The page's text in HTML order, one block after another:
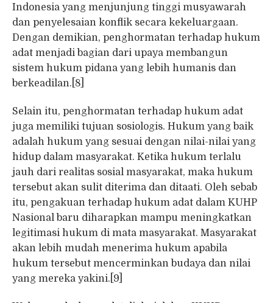
Indonesia yang menjunjung tinggi musyawarah
dan penyelesaian konflik secara kekeluargaan.
Dengan demikian, penghormatan terhadap hukum
adat menjadi bagian dari upaya membangun
sistem hukum pidana yang lebih humanis dan
berkeadilan.[8]
Selain itu, penghormatan terhadap hukum adat
juga memiliki tujuan sosiologis. Hukum yang baik
adalah hukum yang sesuai dengan nilai-nilai yang
hidup dalam masyarakat. Ketika hukum terlalu
jauh dari realitas sosial masyarakat, maka hukum
tersebut akan sulit diterima dan ditaati. Oleh sebab
itu, pengakuan terhadap hukum adat dalam KUHP
Nasional baru diharapkan mampu meningkatkan
legitimasi hukum di mata masyarakat. Masyarakat
akan lebih mudah menerima hukum apabila
hukum tersebut mencerminkan budaya dan nilai
yang mereka yakini.[9]